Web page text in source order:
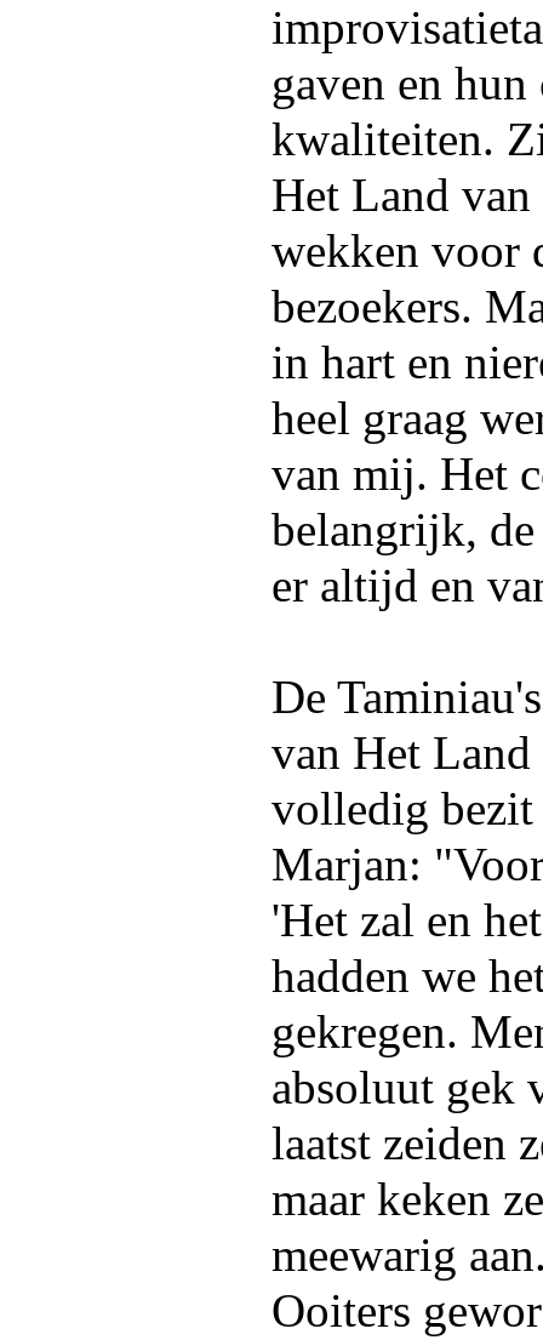
gaven en
kwaliteiten.
Het Land
wekken voor
bezoekers.
in hart en
heel graag
van mij. Het
belangrijk,
er altijd en
De
van Het
volledig bezit
Marjan:
'Het zal en
hadden we
gekregen.
absoluut gek
laatst zeiden
maar keken
meewarig
Ooiters